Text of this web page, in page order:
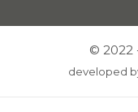
© 2022
developed